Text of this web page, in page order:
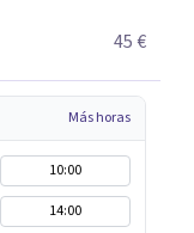
de tiempo y
45 €
Más horas
10:00
14:00